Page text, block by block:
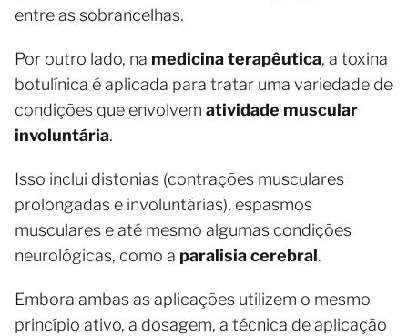
entre as sobrancelhas.
Por outro lado, na medicina terapêutica, a toxina
botulínica é aplicada para tratar uma variedade de
condições que envolvem atividade muscular
involuntária.
Isso inclui distonias (contrações musculares
prolongadas e involuntárias), espasmos
musculares e até mesmo algumas condições
neurológicas, como a paralisia cerebral.
Embora ambas as aplicações utilizem o mesmo
princípio ativo, a dosagem, a técnica de aplicação